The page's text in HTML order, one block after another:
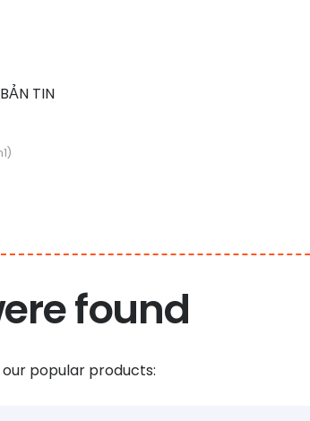
BẢN TIN
found
popular products: